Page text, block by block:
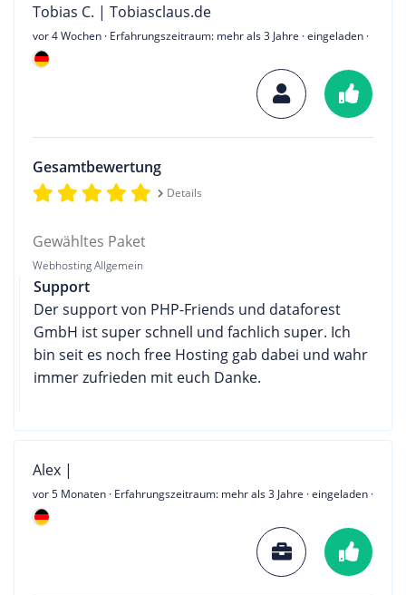
Tobias C. | Tobiasclaus.de
vor 4 Wochen · Erfahrungszeitraum: mehr als 3 Jahre · eingeladen ·
Gesamtbewertung
Details
Gewähltes Paket
Webhosting Allgemein
Support
Der support von PHP-Friends und dataforest
GmbH ist super schnell und fachlich super. Ich
bin seit es noch free Hosting gab dabei und wahr
immer zufrieden mit euch Danke.
Alex |
vor 5 Monaten · Erfahrungszeitraum: mehr als 3 Jahre · eingeladen ·